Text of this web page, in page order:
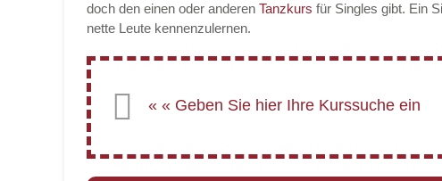
doch den einen oder anderen Tanzkurs für Singles gibt. Ein
nette Leute kennenzulernen.